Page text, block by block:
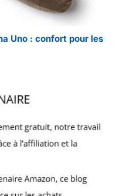
Uno : confort pour les